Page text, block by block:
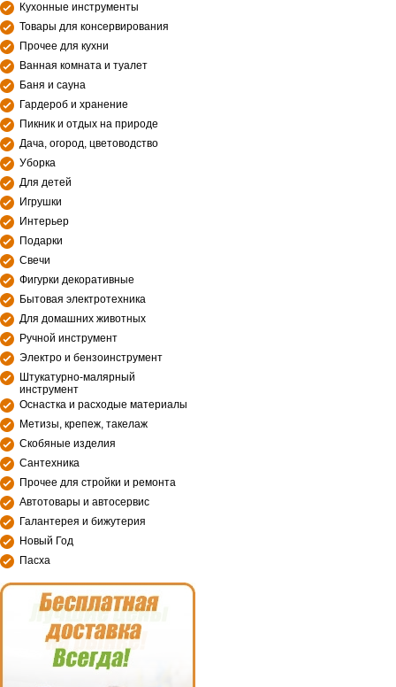
Кухонные инструменты
Товары для консервирования
Прочее для кухни
Ванная комната и туалет
Баня и сауна
Гардероб и хранение
Пикник и отдых на природе
Дача, огород, цветоводство
Уборка
Для детей
Игрушки
Интерьер
Подарки
Свечи
Фигурки декоративные
Бытовая электротехника
Для домашних животных
Ручной инструмент
Электро и бензоинструмент
Штукатурно-малярный
инструмент
Оснастка и расходые материалы
Метизы, крепеж, такелаж
Скобяные изделия
Сантехника
Прочее для стройки и ремонта
Автотовары и автосервис
Галантерея и бижутерия
Новый Год
Пасха